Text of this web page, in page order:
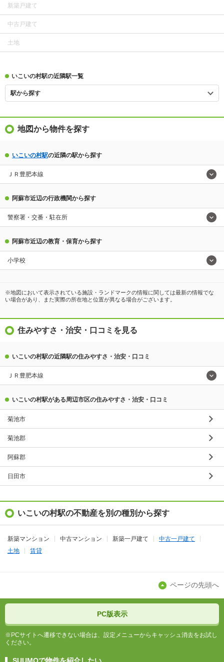
新築戸建て
中古戸建て
土地
いこいの村駅の近隣駅一覧
駅から探す
地図から物件を探す
いこいの村駅の近隣の駅から探す
ＪＲ豊肥本線
阿蘇市近辺の行政機関から探す
警察署・交番・駐在所
阿蘇市近辺の教育・保育から探す
小学校
※地図において表示されている施設・ランドマークの情報に関しては最新の情報でな
い場合があり、また実際の所在地と位置が異なる場合がございます。
住みやすさ・治安・口コミを見る
いこいの村駅の近隣駅の住みやすさ・治安・口コミ
ＪＲ豊肥本線
いこいの村駅がある周辺市区の住みやすさ・治安・口コミ
菊池市
菊池郡
阿蘇郡
日田市
いこいの村駅の不動産を別の種別から探す
新築マンション 中古マンション 新築一戸建て
中古一戸建て
土地
賃貸
ページの先頭へ
PC版表示
※PCサイトへ遷移できない場合は、設定メニューからキャッシュ消去をお試し
ください。